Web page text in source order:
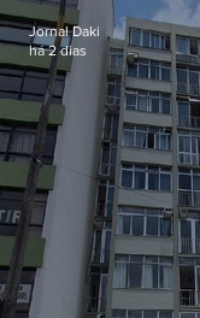
Jornal Daki
há 2 dias